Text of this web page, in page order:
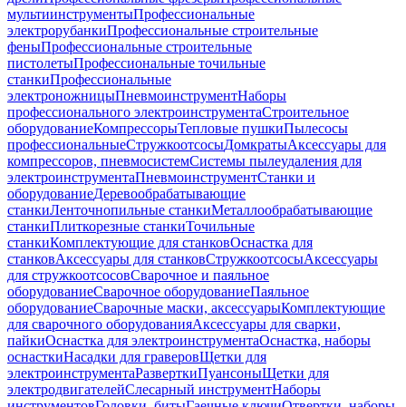
мультиинструментыПрофессиональные
электрорубанкиПрофессиональные строительные
феныПрофессиональные строительные
пистолетыПрофессиональные точильные
станкиПрофессиональные
электроножницыПневмоинструментНаборы
профессионального электроинструментаСтроительное
оборудованиеКомпрессорыТепловые пушкиПылесосы
профессиональныеСтружкоотсосыДомкратыАксессуары для
компрессоров, пневмосистемСистемы пылеудаления для
электроинструментаПневмоинструментСтанки и
оборудованиеДеревообрабатывающие
станкиЛенточнопильные станкиМеталлообрабатывающие
станкиПлиткорезные станкиТочильные
станкиКомплектующие для станковОснастка для
станковАксессуары для станковСтружкоотсосыАксессуары
для стружкоотсосовСварочное и паяльное
оборудованиеСварочное оборудованиеПаяльное
оборудованиеСварочные маски, аксессуарыКомплектующие
для сварочного оборудованияАксессуары для сварки,
пайкиОснастка для электроинструментаОснастка, наборы
оснасткиНасадки для граверовЩетки для
электроинструментаРазверткиПуансоныЩетки для
электродвигателейСлесарный инструментНаборы